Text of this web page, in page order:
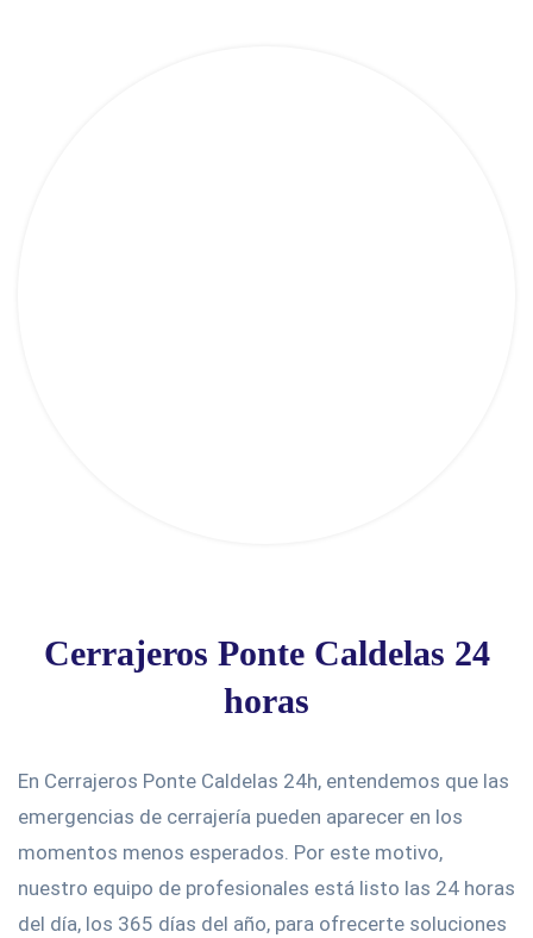
Cerrajeros Ponte Caldelas 24
horas
En Cerrajeros Ponte Caldelas 24h, entendemos que las
emergencias de cerrajería pueden aparecer en los
momentos menos esperados. Por este motivo,
nuestro equipo de profesionales está listo las 24 horas
del día, los 365 días del año, para ofrecerte soluciones